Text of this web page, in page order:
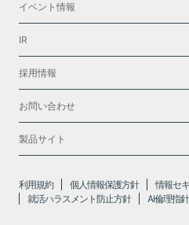
イベント情報
IR
採用情報
お問い合わせ
製品サイト
利用規約 個人情報保護方針
情報セ
就活ハラスメント防止方針
AI倫理指針